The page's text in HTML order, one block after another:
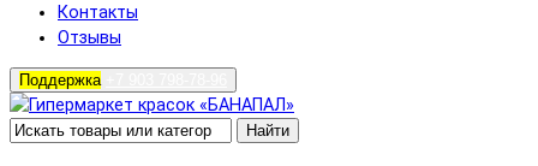
Контакты
Отзывы
Поддержка
Найти